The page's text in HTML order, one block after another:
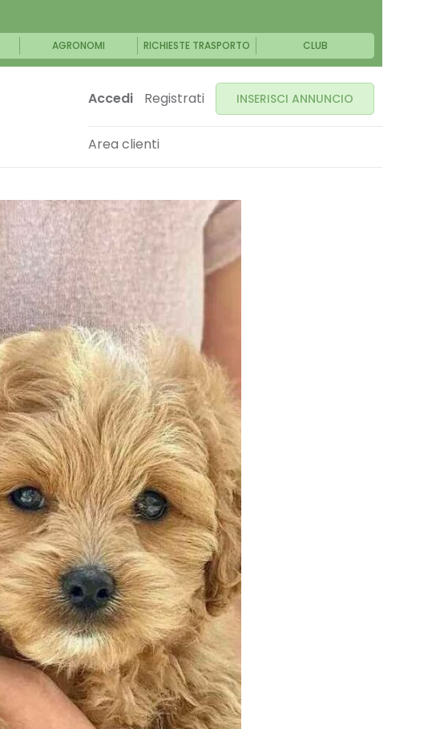
AGRONOMI RICHIESTE TRASPORTO CLUB
Accedi Registrati INSERISCI ANNUNCIO
Area clienti